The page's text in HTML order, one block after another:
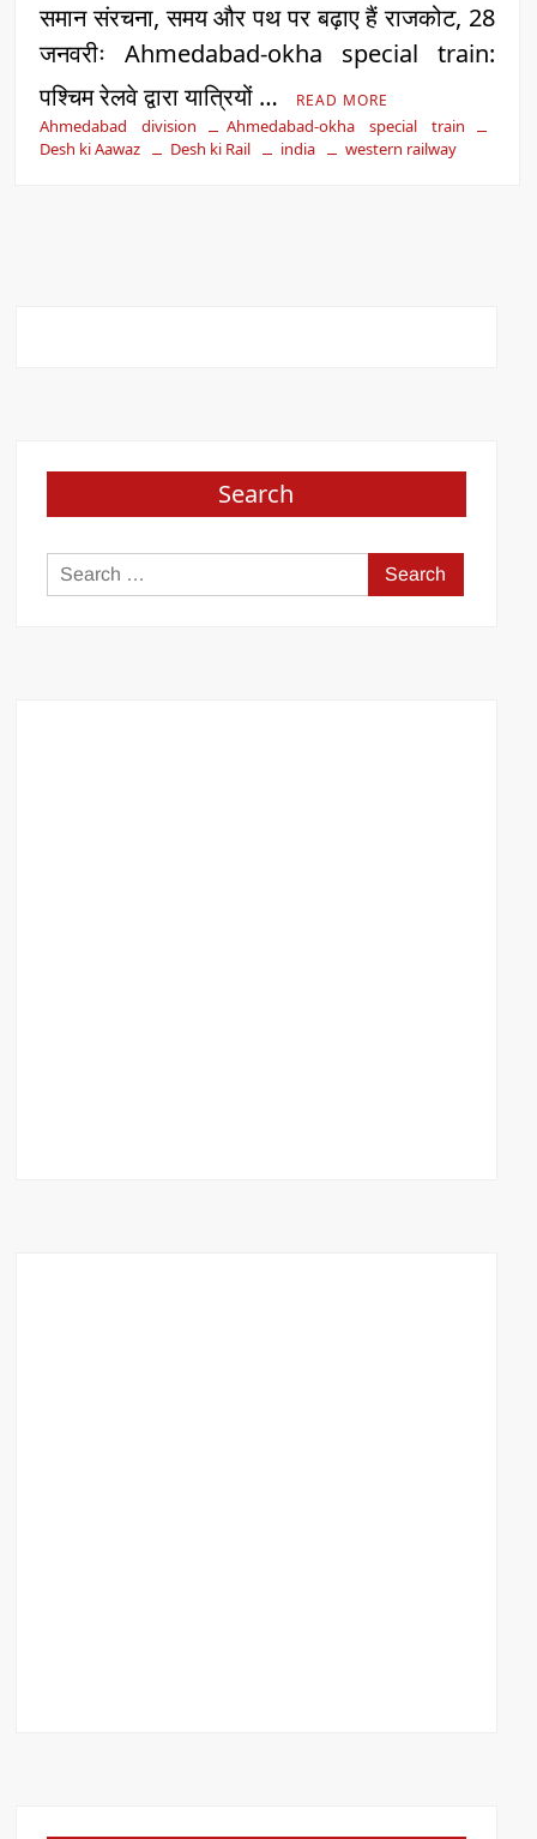
समान संरचना, समय और पथ पर बढ़ाए हैं राजकोट, 28
जनवरीः Ahmedabad-okha special train:
पश्चिम रेलवे द्वारा यात्रियों …
READ MORE
Ahmedabad division
Ahmedabad-okha special train
Desh ki Aawaz
Desh ki Rail india western railway
Search
Search
for: